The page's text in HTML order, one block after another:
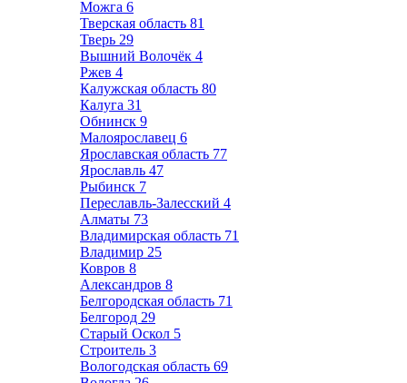
Можга 6
Тверская область 81
Тверь 29
Вышний Волочёк 4
Ржев 4
Калужская область 80
Калуга 31
Обнинск 9
Малоярославец 6
Ярославская область 77
Ярославль 47
Рыбинск 7
Переславль-Залесский 4
Алматы 73
Владимирская область 71
Владимир 25
Ковров 8
Александров 8
Белгородская область 71
Белгород 29
Старый Оскол 5
Строитель 3
Вологодская область 69